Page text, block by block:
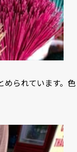
められています。色